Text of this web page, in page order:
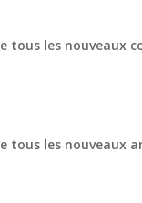
tous les nouveaux
tous les nouveaux